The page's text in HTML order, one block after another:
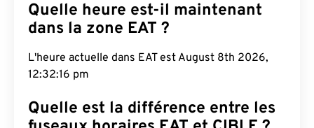
Quelle heure est-il maintenant
dans la zone EAT ?
L'heure actuelle dans EAT est August 8th 2026,
12:32:16 pm
Quelle est la différence entre les